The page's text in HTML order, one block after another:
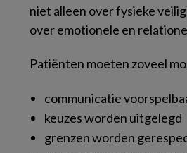
niet alleen over fysieke
over emotionele en
Patiënten moeten zoveel
communicatie
keuzes worden uitgelegd
grenzen worden